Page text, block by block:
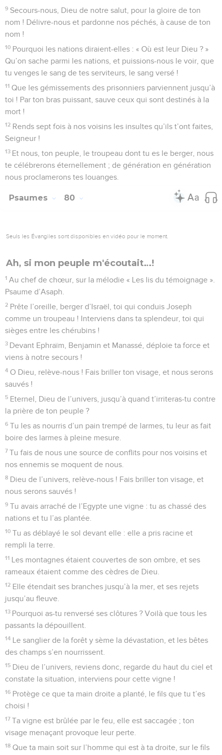
ancêtres, ils se sont retournés comme un arc trompeur.
58 Ils l’ont irrité par leurs hauts lieux, ils ont excité sa jalousie
par leurs idoles.
59 Dieu a entendu cela, et il a été irrité, il a durement rejeté
Israël.
60 Il a abandonné la demeure de Silo, la tente où il habitait
parmi les hommes.
61 Il a livré sa puissance à l’exil, et sa parure entre les mains
de l’ennemi.
62 Il a livré son peuple à l’épée, il s’est irrité contre son
héritage :
63 le feu a dévoré ses jeunes gens, et ses vierges n’ont plus
été célébrées ;
64
ses prêtres sont tombés par l’épée, et ses veuves n’ont
pas pleuré leurs morts.
66 Il a frappé ses adversaires et les a fait reculer, il les a
67 Il a rejeté la tente de Joseph, il n’a pas choisi la tribu
d’Ephraïm,
68 mais il a choisi la tribu de Juda, le mont Sion qu’il aimait.
69 Il y a construit son sanctuaire, solide comme les hauteurs,
comme la terre qu’il a établie pour toujours.
70 Il a choisi David, son serviteur, et l’a fait sortir des
bergeries ;
71 il l’a pris derrière les brebis qui allaitent pour faire de lui le
berger de Jacob, son peuple, d’Israël, son héritage.
72 David les a dirigés avec un cœur intègre et les a guidés
avec des mains habiles.
Psaumes 79
Seuls les Évangiles sont disponibles en vidéo pour le moment.
O Berger d'Israël, écoute!
héritage ; elles ont rendu impur ton saint temple, elles ont
fait de Jérusalem un tas de ruines.
Elles ont donné le cadavre de tes serviteurs en pâture aux
oiseaux du ciel, le corps de tes fidèles aux bêtes de la terre.
Elles ont versé leur sang comme de l’eau tout autour de
Nous sommes devenus un objet de mépris pour nos
voisins, de moquerie et de raillerie pour ceux qui nous
entourent.
5
Jusqu’à quand, Eternel, t’irriteras-tu sans cesse et ta colère
s’embrasera-t-elle comme le feu ?
6
Déverse ta fureur sur les nations qui ne te connaissent pas
et sur les royaumes qui ne font pas appel à ton nom !
7 En effet, on a dévoré Jacob et dévasté son domaine.
Ne te souviens plus de nos fautes passées ! Que tes
sommes bien malheureux !
9
Secours-nous, Dieu de notre salut, pour la gloire de ton
nom ! Délivre-nous et pardonne nos péchés, à cause de ton